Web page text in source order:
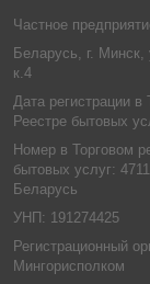
Частное
Беларусь, г.
к.4
Дата регистрации в
Реестре бытовых
Номер в Торговом
бытовых услуг:
Беларусь
УНП: 191274425
Регистрационный
Мингорисполком